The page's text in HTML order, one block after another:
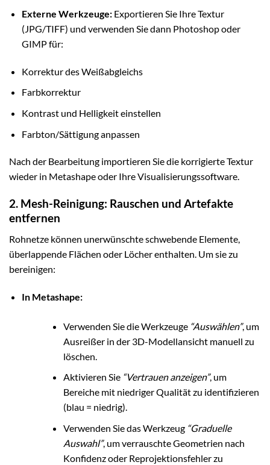
Externe Werkzeuge:Exportieren Sie Ihre Textur
(JPG/TIFF) und verwenden Sie dann Photoshop oder
GIMP für:
Korrektur des Weißabgleichs
Farbkorrektur
Kontrast und Helligkeit einstellen
Farbton/Sättigung anpassen
Nach der Bearbeitung importieren Sie die korrigierte Textur
wieder in Metashape oder Ihre Visualisierungssoftware.
2. Mesh-Reinigung: Rauschen und Artefakte
entfernen
Rohnetze können unerwünschte schwebende Elemente,
überlappende Flächen oder Löcher enthalten. Um sie zu
bereinigen:
In Metashape:
Verwenden Sie die Werkzeuge “Auswählen”, um
Ausreißer in der 3D-Modellansicht manuell zu
löschen.
Aktivieren Sie “Vertrauen anzeigen”, um
Bereiche mit niedriger Qualität zu identifizieren
(blau = niedrig).
Verwenden Sie das Werkzeug “Graduelle
Auswahl”, um verrauschte Geometrien nach
Konfidenz oder Reprojektionsfehler zu